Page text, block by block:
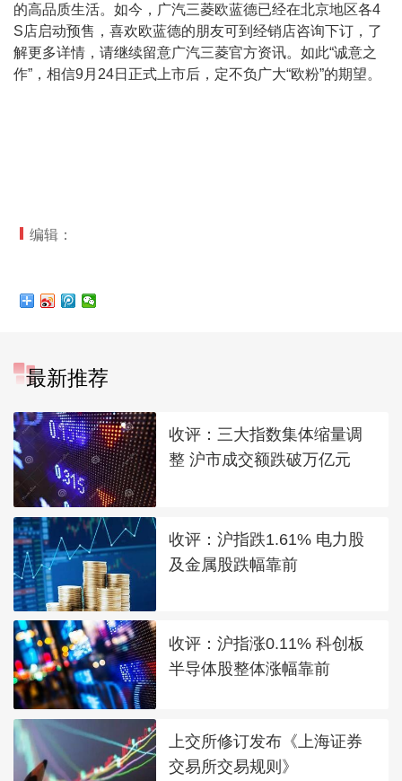
的高品质生活。如今，广汽三菱欧蓝德已经在北京地区各4
S店启动预售，喜欢欧蓝德的朋友可到经销店咨询下订，了
解更多详情，请继续留意广汽三菱官方资讯。如此“诚意之
作”，相信9月24日正式上市后，定不负广大“欧粉”的期望。
编辑：
最新推荐
收评：三大指数集体缩量调
整 沪市成交额跌破万亿元
收评：沪指跌1.61% 电力股
及金属股跌幅靠前
收评：沪指涨0.11% 科创板
半导体股整体涨幅靠前
上交所修订发布《上海证券
交易所交易规则》